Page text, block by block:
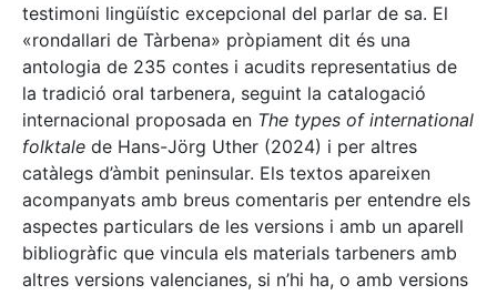
testimoni lingüístic excepcional del parlar de sa. El
«rondallari de Tàrbena» pròpiament dit és una
antologia de 235 contes i acudits representatius de
la tradició oral tarbenera, seguint la catalogació
internacional proposada en The types of international
folktale de Hans-Jörg Uther (2024) i per altres
catàlegs d’àmbit peninsular. Els textos apareixen
acompanyats amb breus comentaris per entendre els
aspectes particulars de les versions i amb un aparell
bibliogràfic que vincula els materials tarbeners amb
altres versions valencianes, si n’hi ha, o amb versions